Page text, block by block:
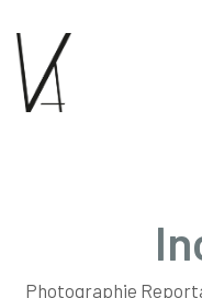
Photographie